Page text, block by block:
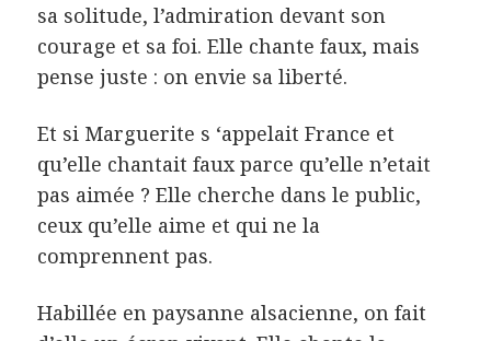
sa solitude, l’admiration devant son
courage et sa foi. Elle chante faux, mais
pense juste : on envie sa liberté.
Et si Marguerite s ‘appelait France et
qu’elle chantait faux parce qu’elle n’etait
pas aimée ? Elle cherche dans le public,
ceux qu’elle aime et qui ne la
comprennent pas.
Habillée en paysanne alsacienne, on fait